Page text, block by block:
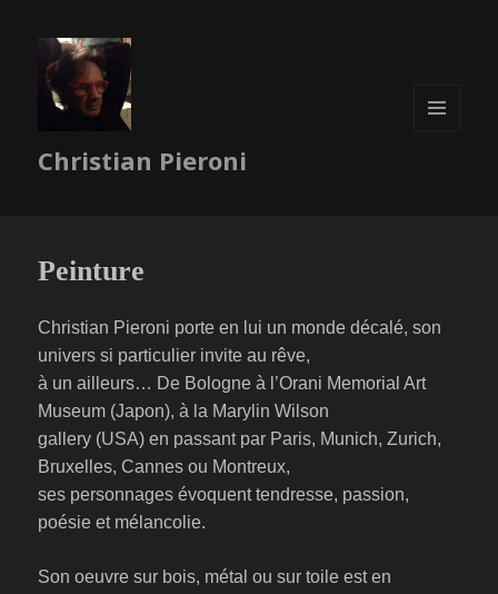
Christian Pieroni
Peinture
Christian Pieroni porte en lui un monde décalé, son
univers si particulier invite au rêve,
à un ailleurs… De Bologne à l’Orani Memorial Art
Museum (Japon), à la Marylin Wilson
gallery (USA) en passant par Paris, Munich, Zurich,
Bruxelles, Cannes ou Montreux,
ses personnages évoquent tendresse, passion,
poésie et mélancolie.
Son oeuvre sur bois, métal ou sur toile est en